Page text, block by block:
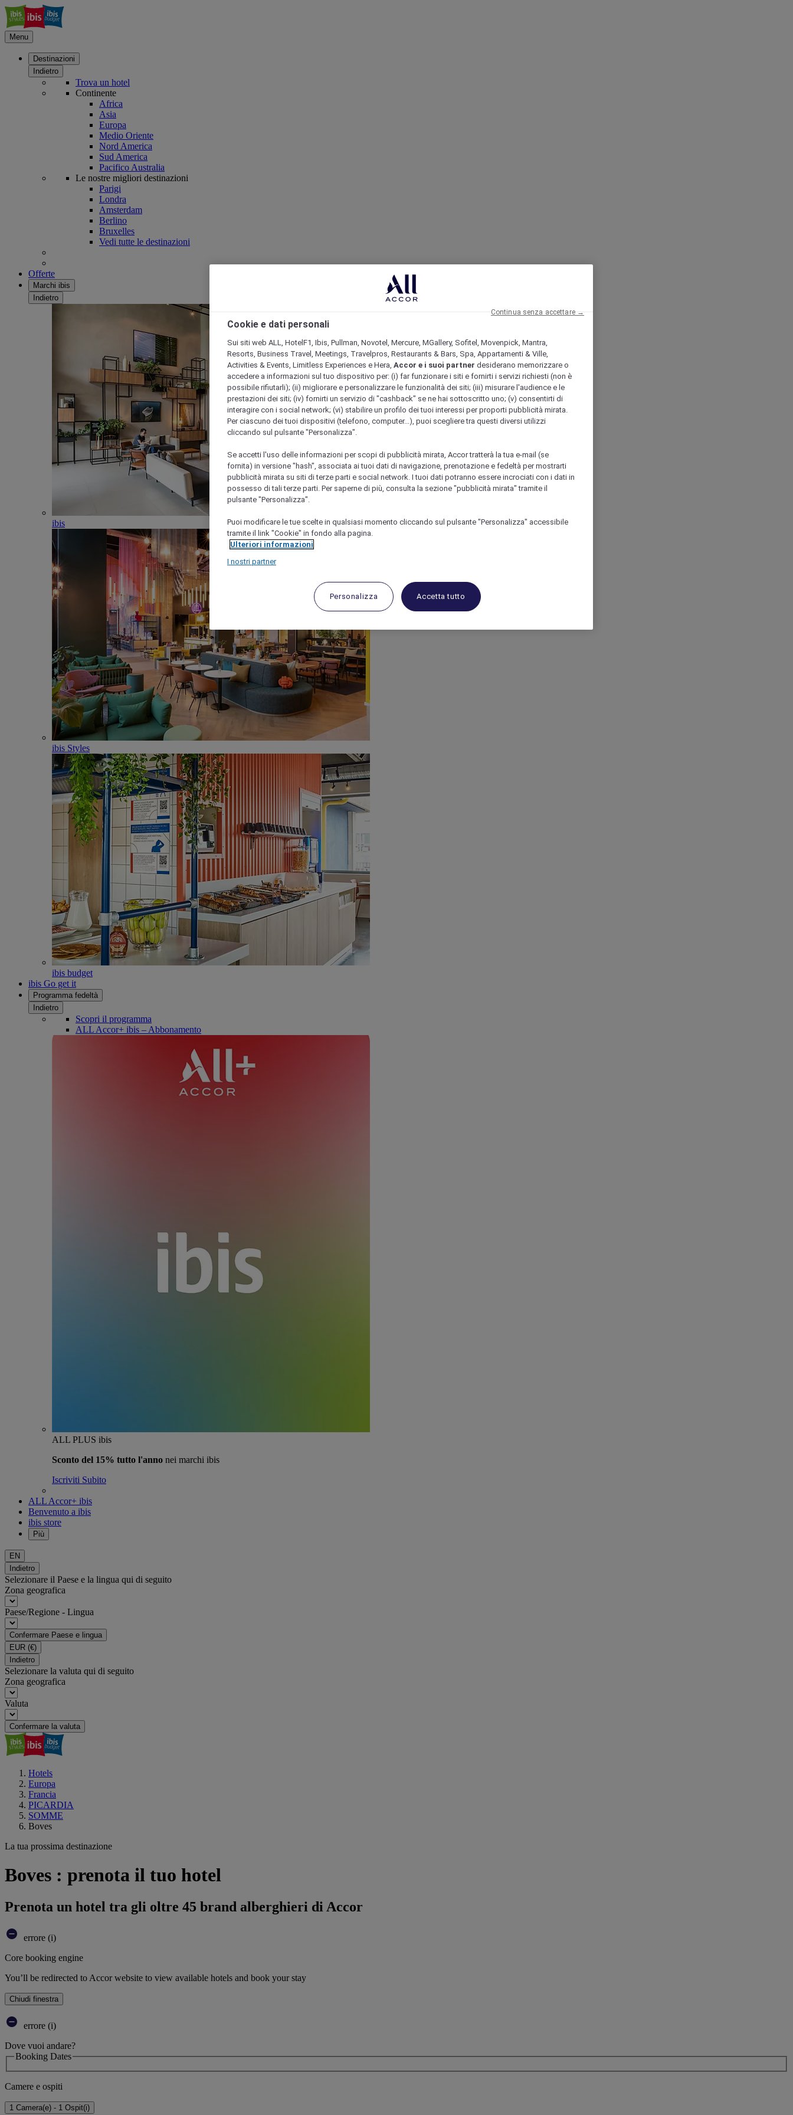
Menu
Destinazioni
Indietro
Trova un hotel
Continente
Africa
Asia
Europa
Medio Oriente
Nord America
Sud America
Pacifico Australia
Le nostre migliori destinazioni
Parigi
Londra
Amsterdam
Berlino
Bruxelles
Vedi tutte le destinazioni
Offerte
Marchi ibis
Indietro
ibis
ibis Styles
ibis budget
ibis Go get it
Programma fedeltà
Indietro
Scopri il programma
ALL Accor+ ibis – Abbonamento
ALL PLUS ibis
Sconto del 15% tutto l'anno nei marchi ibis
Iscriviti Subito
ALL Accor+ ibis
Benvenuto a ibis
ibis store
Più
EN
Indietro
Selezionare il Paese e la lingua qui di seguito
Zona geografica
Paese/Regione - Lingua
Confermare Paese e lingua
EUR (€)
Indietro
Selezionare la valuta qui di seguito
Zona geografica
Valuta
Confermare la valuta
Hotels
Europa
Francia
PICARDIA
SOMME
Boves
La tua prossima destinazione
Boves : prenota il tuo hotel
Prenota un hotel tra gli oltre 45 brand alberghieri di Accor
errore (i)
Core booking engine
You’ll be redirected to Accor website to view available hotels and book your stay
Chiudi finestra
errore (i)
Dove vuoi andare?
Booking Dates
Camere e ospiti
1 Camera(e) - 1 Ospit(i)
Cookie e dati personali
Sui siti web ALL, HotelF1, Ibis, Pullman, Novotel, Mercure, MGallery, Sofitel, Movenpick, Mantra,
Resorts, Business Travel, Meetings, Travelpros, Restaurants & Bars, Spa, Appartamenti & Ville,
Activities & Events, Limitless Experiences e Hera, Accor e i suoi partner desiderano memorizzare o
accedere a informazioni sul tuo dispositivo per: (i) far funzionare i siti e fornirti i servizi richiesti (non è
possibile rifiutarli); (ii) migliorare e personalizzare le funzionalità dei siti; (iii) misurare l'audience e le
prestazioni dei siti; (iv) fornirti un servizio di "cashback" se ne hai sottoscritto uno; (v) consentirti di
interagire con i social network; (vi) stabilire un profilo dei tuoi interessi per proporti pubblicità mirata.
Per ciascuno dei tuoi dispositivi (telefono, computer...), puoi scegliere tra questi diversi utilizzi
cliccando sul pulsante "Personalizza".
Se accetti l'uso delle informazioni per scopi di pubblicità mirata, Accor tratterà la tua e-mail (se
fornita) in versione "hash", associata ai tuoi dati di navigazione, prenotazione e fedeltà per mostrarti
pubblicità mirata su siti di terze parti e social network. I tuoi dati potranno essere incrociati con i dati in
possesso di tali terze parti. Per saperne di più, consulta la sezione "pubblicità mirata" tramite il
pulsante "Personalizza".
Puoi modificare le tue scelte in qualsiasi momento cliccando sul pulsante "Personalizza" accessibile
tramite il link "Cookie" in fondo alla pagina.
Ulteriori informazioni
I nostri partner
Personalizza Accetta tutto
Continua senza accettare →